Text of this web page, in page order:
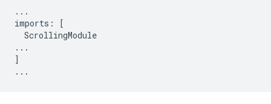
...
imports :
[
ScrollingModule
...
]
...